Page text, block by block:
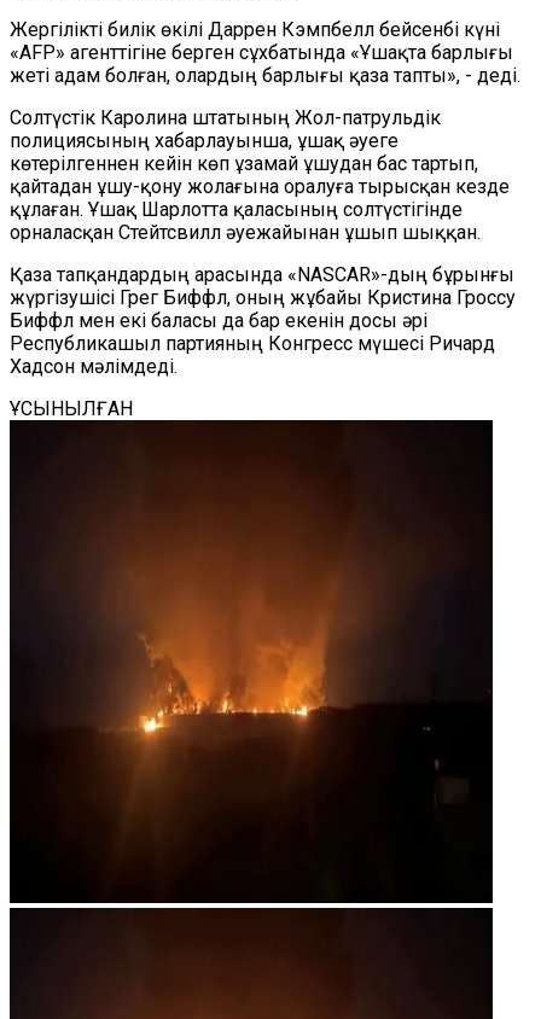
Жергілікті билік өкілі Даррен Кэмпбелл бейсенбі күні
«AFP» агенттігіне берген сұхбатында «Ұшақта барлығы
жеті адам болған, олардың барлығы қаза тапты», - деді.
Солтүстік Каролина штатының Жол-патрульдік
полициясының хабарлауынша, ұшақ әуеге
көтерілгеннен кейін көп ұзамай ұшудан бас тартып,
қайтадан ұшу-қону жолағына оралуға тырысқан кезде
құлаған. Ұшақ Шарлотта қаласының солтүстігінде
орналасқан Стейтсвилл әуежайынан ұшып шыққан.
Қаза тапқандардың арасында «NASCAR»-дың бұрынғы
жүргізушісі Грег Биффл, оның жұбайы Кристина Гроссу
Биффл мен екі баласы да бар екенін досы әрі
Республикашыл партияның Конгресс мүшесі Ричард
Хадсон мәлімдеді.
ҰСЫНЫЛҒАН